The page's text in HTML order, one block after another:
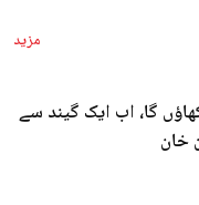
مزید
گا، اب ایک گیند سے